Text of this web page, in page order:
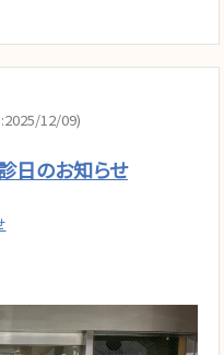
12/09)
日のお知らせ